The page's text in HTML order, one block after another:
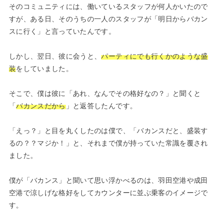
そのコミュニティには、働いているスタッフが何人かいたので
すが、ある日、そのうちの一人のスタッフが「明日からバカン
スに行く」と言っていたんです。
しかし、翌日、彼に会うと、パーティにでも行くかのような盛
装をしていました。
そこで、僕は彼に「あれ、なんでその格好なの？」と聞くと
「バカンスだから」と返答したんです。
「えっ？」と目を丸くしたのは僕で、「バカンスだと、盛装す
るの？？マジか！」と、それまで僕が持っていた常識を覆され
ました。
僕が「バカンス」と聞いて思い浮かべるのは、羽田空港や成田
空港で涼しげな格好をしてカウンターに並ぶ乗客のイメージで
す。